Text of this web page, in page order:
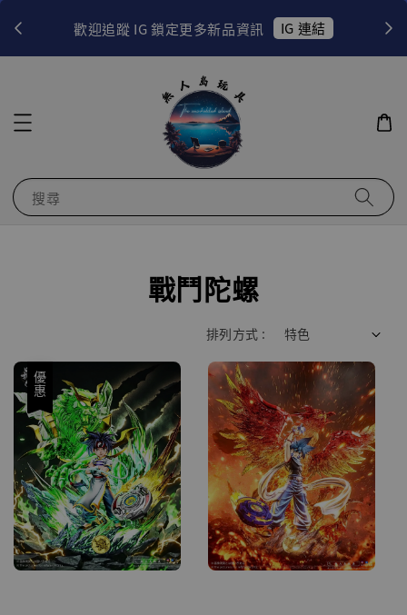
歡迎追蹤 IG 鎖定更多新品資訊 IG 連結
搜尋
戰鬥陀螺
排列方式 :
優惠